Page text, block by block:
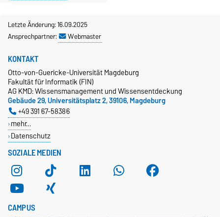
Letzte Änderung: 16.09.2025
Ansprechpartner:
Webmaster
SOZIALE MEDIEN
KONTAKT
Otto-von-Guericke-Universität Magdeburg
Fakultät für Informatik (FIN)
AG KMD: Wissensmanagement und Wissensentdeckung
Gebäude 29, Universitätsplatz 2, 39106, Magdeburg
+49 391 67-58386
mehr…
Datenschutz
CAMPUS